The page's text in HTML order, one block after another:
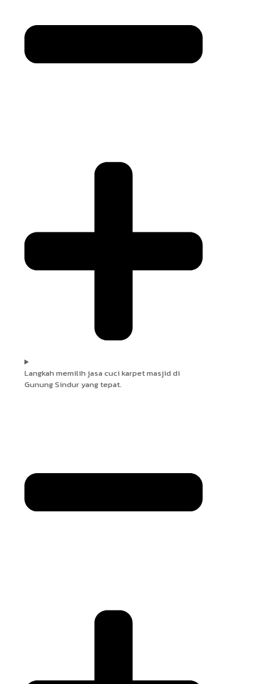
Langkah memilih jasa cuci karpet masjid di
Gunung Sindur yang tepat.